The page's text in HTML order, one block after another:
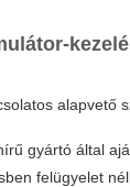
alapvető
gyártó által
felügyelet